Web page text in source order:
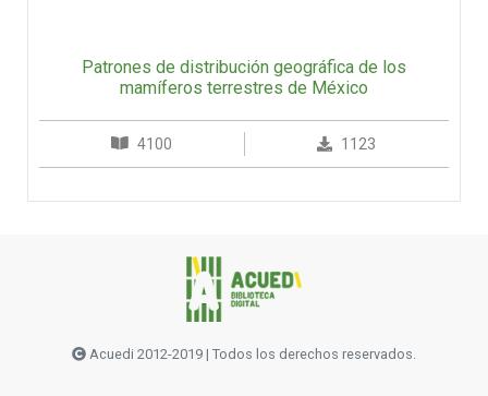
Patrones de distribución geográfica de los
mamíferos terrestres de México
4100 1123
Acuedi 2012-2019 | Todos los derechos reservados.